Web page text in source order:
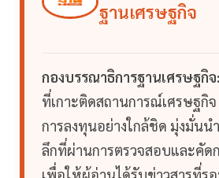
ฐานเศรษฐกิจ
กองบรรณาธิการฐานเศรษฐกิจ:
ที่เกาะติดสถานการณ์เศรษฐกิจ
การลงทุนอย่างใกล้ชิด มุ่งมั่นน
ลึกที่ผ่านการตรวจสอบและคัด